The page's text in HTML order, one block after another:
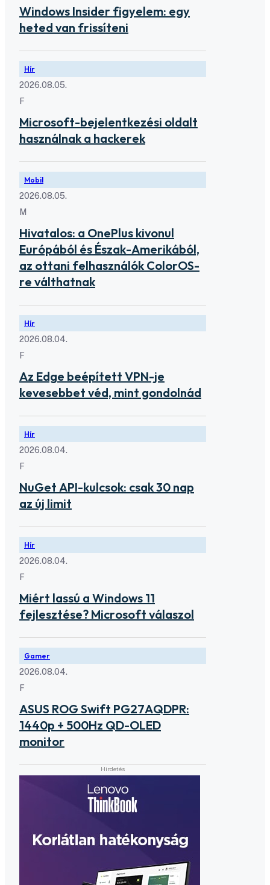
Windows Insider figyelem: egy
heted van frissíteni
Hír
2026.08.05.
F
Microsoft-bejelentkezési oldalt
használnak a hackerek
Mobil
2026.08.05.
M
Hivatalos: a OnePlus kivonul
Európából és Észak-Amerikából,
az ottani felhasználók ColorOS-
re válthatnak
Hír
2026.08.04.
F
Az Edge beépített VPN-je
kevesebbet véd, mint gondolnád
Hír
2026.08.04.
F
NuGet API-kulcsok: csak 30 nap
az új limit
Hír
2026.08.04.
F
Miért lassú a Windows 11
fejlesztése? Microsoft válaszol
Gamer
2026.08.04.
F
ASUS ROG Swift PG27AQDPR:
1440p + 500Hz QD-OLED
monitor